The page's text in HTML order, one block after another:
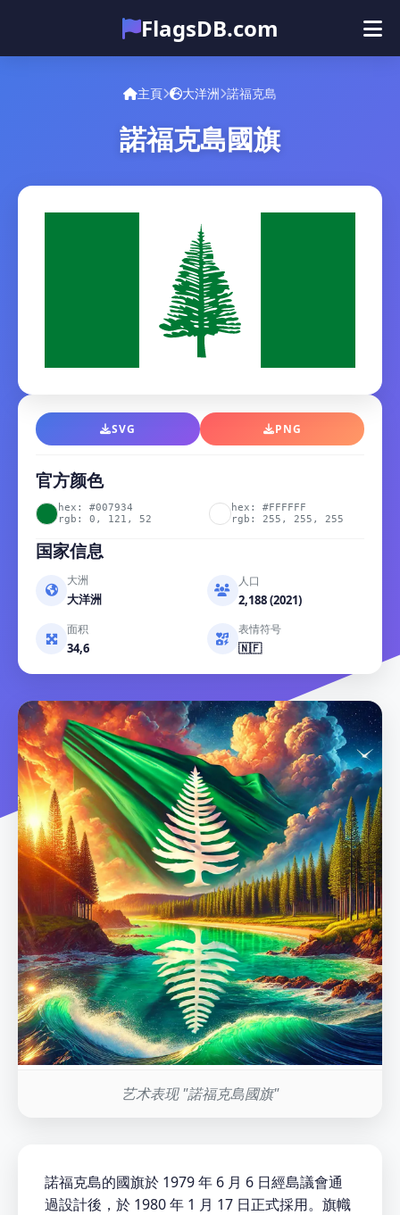
FlagsDB.com
主頁
测验
主頁 大洋洲 諾福克島
諾福克島國旗
SVG PNG
官方颜色
hex: #007934
rgb: 0, 121, 52
hex: #FFFFFF
rgb: 255, 255, 255
国家信息
大洲
大洋洲
人口
2,188 (2021)
面积
34,6
表情符号
🇳🇫
艺术表现 "諾福克島國旗"
諾福克島的國旗於 1979 年 6 月 6 日經島議會通
過設計後，於 1980 年 1 月 17 日正式採用。旗幟